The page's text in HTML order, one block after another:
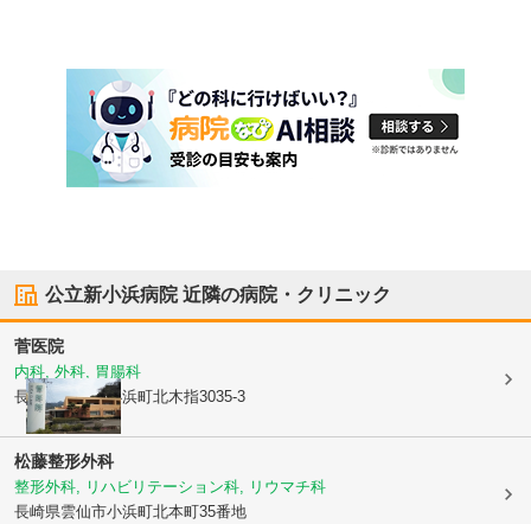
公立新小浜病院近隣の病院・クリニック
菅医院
内科, 外科, 胃腸科
長崎県雲仙市小浜町北木指3035-3
松藤整形外科
整形外科, リハビリテーション科, リウマチ科
長崎県雲仙市小浜町北本町35番地